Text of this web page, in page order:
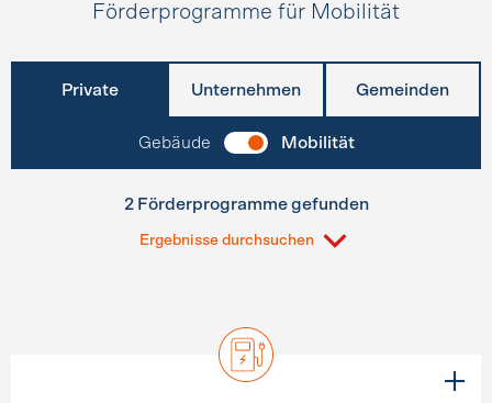
Förderprogramme für Mobilität
Private Unternehmen Gemeinden
Gebäude Mobilität
2 Förderprogramme gefunden
Ergebnisse durchsuchen